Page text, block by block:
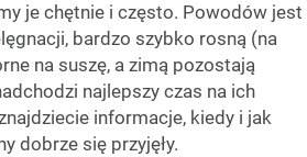
je chętnie i często. Powodów jest
bardzo szybko rosną (na
na suszę, a zimą pozostają
najlepszy czas na ich
informacje, kiedy i jak
dobrze się przyjęły.